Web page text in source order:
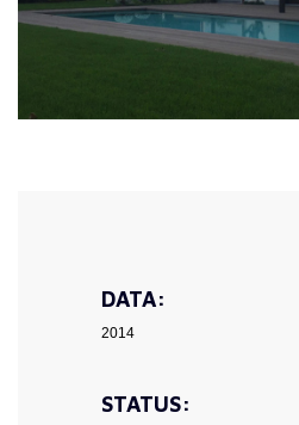
DATA:
2014
STATUS: